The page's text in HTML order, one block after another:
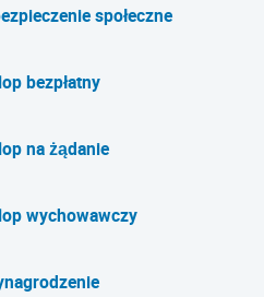
społeczne
bezpłatny
na żądanie
wychowawczy